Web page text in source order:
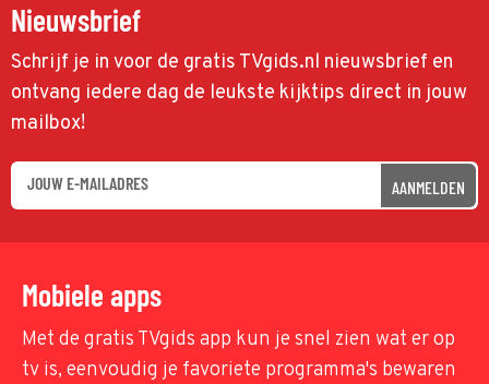
Nieuwsbrief
Schrijf je in voor de gratis TVgids.nl nieuwsbrief en
ontvang iedere dag de leukste kijktips direct in jouw
mailbox!
AANMELDEN
Mobiele apps
Met de gratis TVgids app kun je snel zien wat er op
tv is, eenvoudig je favoriete programma's bewaren